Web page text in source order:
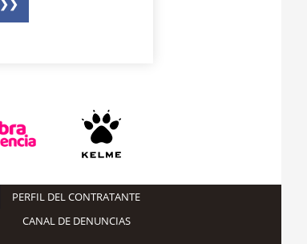
❯❯
PERFIL DEL CONTRATANTE
CANAL DE DENUNCIAS